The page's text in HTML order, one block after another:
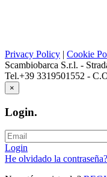
Privacy Policy | Cookie
Scambiobarca S.r.l. -
Tel.+39 3319501552 -
×
Login.
Login
He olvidado la contraseña?